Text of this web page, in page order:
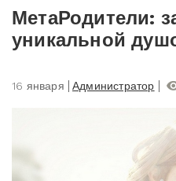
МетаРодители:
уникальной
16 января Администратор